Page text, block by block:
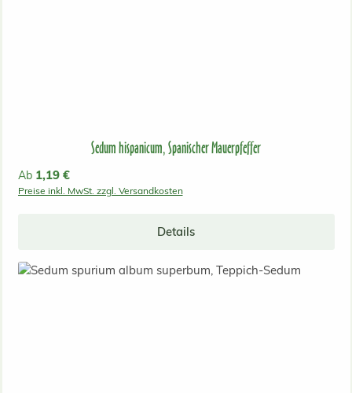
Sedum hispanicum, Spanischer Mauerpfeffer
Regulärer Preis:
Ab 1,19 €
Preise inkl. MwSt. zzgl. Versandkosten
Details